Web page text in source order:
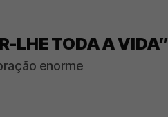
LHE TODA A VIDA”
enorme